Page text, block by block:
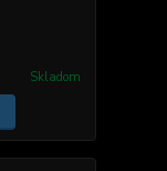
Skladom